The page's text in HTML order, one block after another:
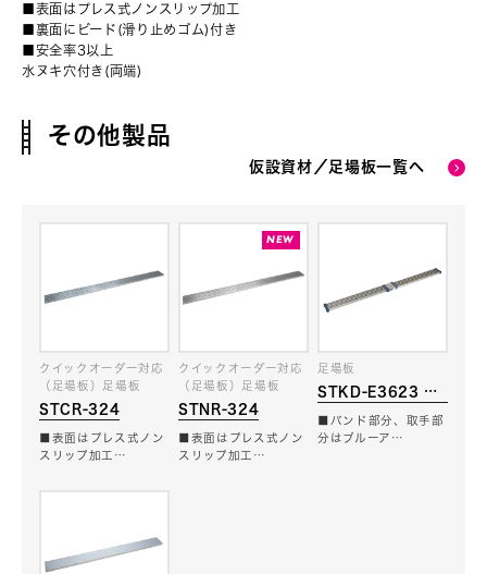
■表面はプレス式ノンスリップ加工
■裏面にビード(滑り止めゴム)付き
■安全率3以上
水ヌキ穴付き(両端)
その他製品
仮設資材／足場板一覧へ
STCR-324
クイックオーダー対応
（足場板）足場板
■表面はプレス式ノン
スリップ加工…
STNR-324
クイックオーダー対応
（足場板）足場板
■表面はプレス式ノン
スリップ加工…
STKD-E3623 ブ
ルーコンパクトステ
ージ
足場板
■バンド部分、取手部
分はブルーア…